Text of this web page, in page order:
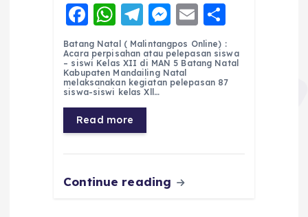
F
a
c
e
b
o
o
W
h
a
ts
A
p
p
T
el
e
g
r
m
M
e
ss
e
er
E
m
ai
l
h
a
re
Batang Natal ( Malintangpos Online) :
Acara perpisahan atau pelepasan siswa
– siswi Kelas XII di MAN 5 Batang Natal
Kabupaten Mandailing Natal
melaksanakan kegiatan pelepasan 87
siswa-siswi kelas Xll…
Read more
Continue reading